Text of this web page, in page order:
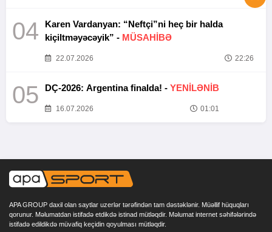
04
Karen Vardanyan: “Neftçi”ni heç bir halda
kiçiltməyəcəyik” - MÜSAHİBƏ
22.07.2026 22:26
05 DÇ-2026: Argentina finalda! - YENİLƏNİB
16.07.2026 01:01
APA GROUP daxil olan saytlar uzerlər tərəfindən tam dəstəklənir. Müəllif hüquqları
qorunur. Məlumatdan istifadə etdikdə istinad mütləqdir. Məlumat internet səhifələrində
istifadə edildikdə müvafiq keçidin qoyulması mütləqdir.